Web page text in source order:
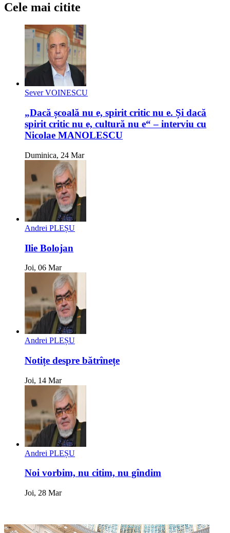
Cele mai citite
Sever VOINESCU
„Dacă școală nu e, spirit critic nu e. Și dacă
spirit critic nu e, cultură nu e“ – interviu cu
Nicolae MANOLESCU
Duminica, 24 Mar
Andrei PLEȘU
Ilie Bolojan
Joi, 06 Mar
Andrei PLEȘU
Notițe despre bătrînețe
Joi, 14 Mar
Andrei PLEȘU
Noi vorbim, nu citim, nu gîndim
Joi, 28 Mar